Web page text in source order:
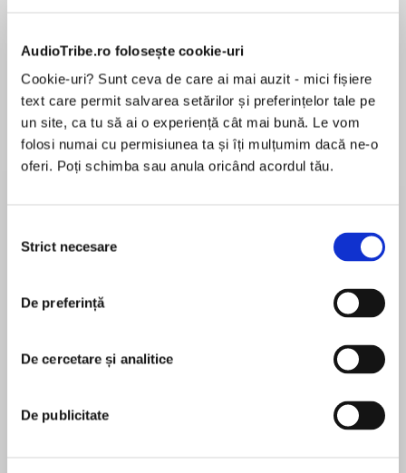
AudioTribe.ro folosește cookie-uri
Cookie-uri? Sunt ceva de care ai mai auzit - mici fișiere
text care permit salvarea setărilor și preferințelor tale pe
un site, ca tu să ai o experiență cât mai bună. Le vom
folosi numai cu permisiunea ta și îți mulțumim dacă ne-o
oferi. Poți schimba sau anula oricând acordul tău.
consimțământului
Strict necesare
De preferință
De cercetare și analitice
De publicitate
de...
Dani Francis
la...
Lauren Weisberger
Desprecarte
From New York Times bestselling author J. A.
homicide detective J. P. Beaumont.
taking some time off to have knee-replacement
the operation plunges him into one of the most
perplexing and mind-blowing mysteries he's
În acest moment nu există recenzii
J. A. Jance
J. A. Janceis theNew York Timesbestselling
author of the J. P. Beaumont series, the Joanna